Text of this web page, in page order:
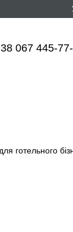
067 445-
готельного